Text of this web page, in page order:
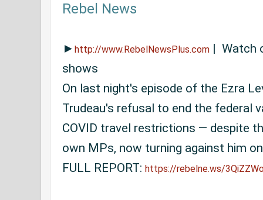
Rebel News
► http://www.RebelNewsPlus.com |  Watch
shows
On last night's episode of the Ezra
Trudeau's refusal to end the federal
COVID travel restrictions — despite
own MPs, now turning against him
FULL REPORT: https://rebelne.ws/